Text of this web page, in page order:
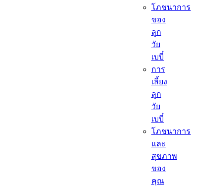
โภชนาการ
ของ
ลูก
วัย
เบบี๋
การ
เลี้ยง
ลูก
วัย
เบบี๋
โภชนาการ
และ
สุขภาพ
ของ
คุณ